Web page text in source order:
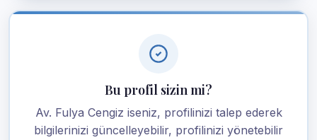
Bu profil sizin mi?
Av. Fulya Cengiz iseniz, profilinizi talep ederek
bilgilerinizi güncelleyebilir, profilinizi yönetebilir